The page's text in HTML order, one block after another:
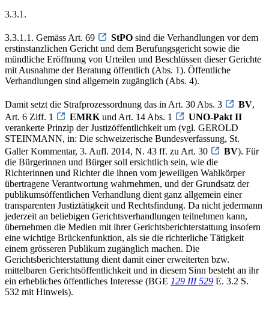
3.3.1.
3.3.1.1. Gemäss Art. 69 StPO sind die Verhandlungen vor dem
erstinstanzlichen Gericht und dem Berufungsgericht sowie die
mündliche Eröffnung von Urteilen und Beschlüssen dieser Gerichte
mit Ausnahme der Beratung öffentlich (Abs. 1). Öffentliche
Verhandlungen sind allgemein zugänglich (Abs. 4).
Damit setzt die Strafprozessordnung das in Art. 30 Abs. 3 BV,
Art. 6 Ziff. 1
EMRK und Art. 14 Abs. 1
UNO-Pakt II
verankerte Prinzip der Justizöffentlichkeit um (vgl. GEROLD
STEINMANN, in: Die schweizerische Bundesverfassung, St.
Galler Kommentar, 3. Aufl. 2014, N. 43 ff. zu Art. 30
BV). Für
die Bürgerinnen und Bürger soll ersichtlich sein, wie die
Richterinnen und Richter die ihnen vom jeweiligen Wahlkörper
übertragene Verantwortung wahrnehmen, und der Grundsatz der
publikumsöffentlichen Verhandlung dient ganz allgemein einer
transparenten Justiztätigkeit und Rechtsfindung. Da nicht jedermann
jederzeit an beliebigen Gerichtsverhandlungen teilnehmen kann,
übernehmen die Medien mit ihrer Gerichtsberichterstattung insofern
eine wichtige Brückenfunktion, als sie die richterliche Tätigkeit
einem grösseren Publikum zugänglich machen. Die
Gerichtsberichterstattung dient damit einer erweiterten bzw.
mittelbaren Gerichtsöffentlichkeit und in diesem Sinn besteht an ihr
ein erhebliches öffentliches Interesse (BGE 129 III 529 E. 3.2 S.
532 mit Hinweis).